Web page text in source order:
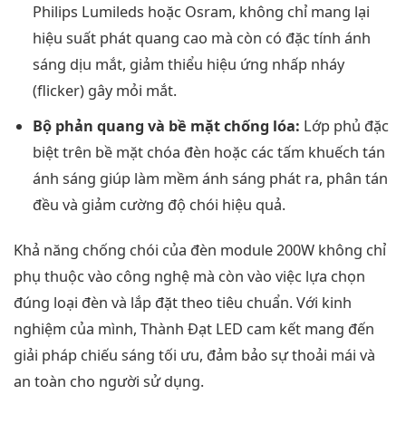
Philips Lumileds hoặc Osram, không chỉ mang lại
hiệu suất phát quang cao mà còn có đặc tính ánh
sáng dịu mắt, giảm thiểu hiệu ứng nhấp nháy
(flicker) gây mỏi mắt.
Bộ phản quang và bề mặt chống lóa: Lớp phủ đặc
biệt trên bề mặt chóa đèn hoặc các tấm khuếch tán
ánh sáng giúp làm mềm ánh sáng phát ra, phân tán
đều và giảm cường độ chói hiệu quả.
Khả năng chống chói của đèn module 200W không chỉ
phụ thuộc vào công nghệ mà còn vào việc lựa chọn
đúng loại đèn và lắp đặt theo tiêu chuẩn. Với kinh
nghiệm của mình, Thành Đạt LED cam kết mang đến
giải pháp chiếu sáng tối ưu, đảm bảo sự thoải mái và
an toàn cho người sử dụng.